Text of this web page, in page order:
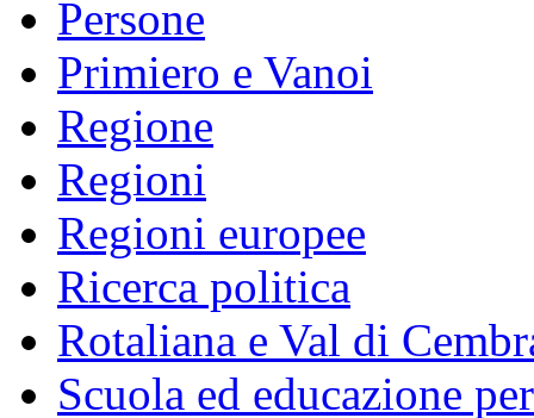
Persone
Primiero e Vanoi
Regione
Regioni
Regioni europee
Ricerca politica
Rotaliana e Val di
Scuola ed educazione